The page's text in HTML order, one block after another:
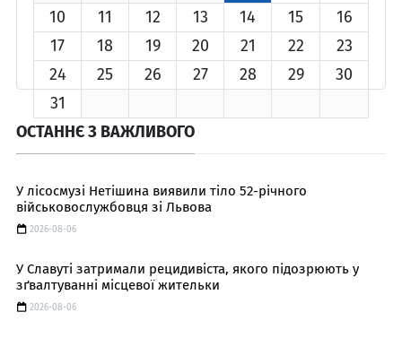
10
11 12 13 14 15
16
17
18 19 20 21 22
23
24
25 26 27 28 29
30
31
ОСТАННЄ З ВАЖЛИВОГО
У лісосмузі Нетішина виявили тіло 52-річного
військовослужбовця зі Львова
2026-08-06
У Славуті затримали рецидивіста, якого підозрюють у
зґвалтуванні місцевої жительки
2026-08-06